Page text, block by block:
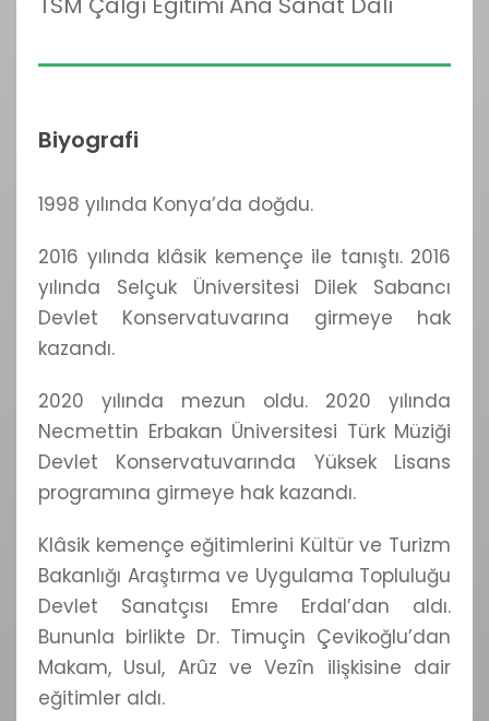
Biyografi
1998 yılında Konya’da doğdu.
2016 yılında klâsik kemençe ile tanıştı. 2016
yılında Selçuk Üniversitesi Dilek Sabancı
Devlet Konservatuvarına girmeye hak
kazandı.
2020 yılında mezun oldu. 2020 yılında
Necmettin Erbakan Üniversitesi Türk Müziği
Devlet Konservatuvarında Yüksek Lisans
programına girmeye hak kazandı.
Klâsik kemençe eğitimlerini Kültür ve Turizm
Bakanlığı Araştırma ve Uygulama Topluluğu
Devlet Sanatçısı Emre Erdal’dan aldı.
Bununla birlikte Dr. Timuçin Çevikoğlu’dan
Makam, Usul, Arûz ve Vezîn ilişkisine dair
eğitimler aldı.